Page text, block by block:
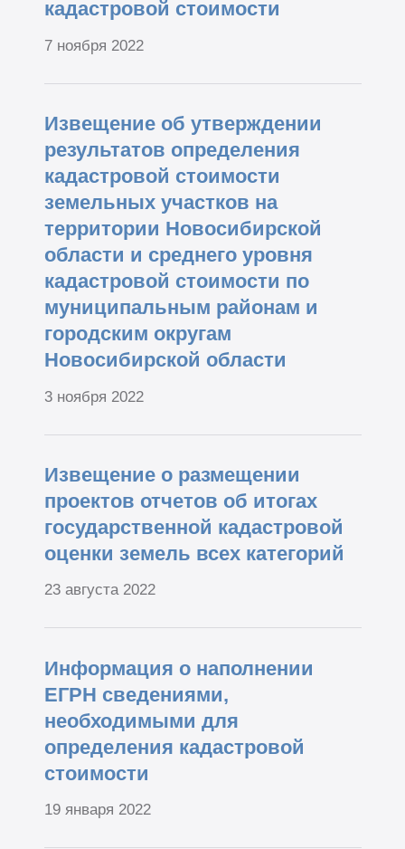
кадастровой стоимости
7 ноября 2022
Извещение об утверждении
результатов определения
кадастровой стоимости
земельных участков на
территории Новосибирской
области и среднего уровня
кадастровой стоимости по
муниципальным районам и
городским округам
Новосибирской области
3 ноября 2022
Извещение о размещении
проектов отчетов об итогах
государственной кадастровой
оценки земель всех категорий
23 августа 2022
Информация о наполнении
ЕГРН сведениями,
необходимыми для
определения кадастровой
стоимости
19 января 2022